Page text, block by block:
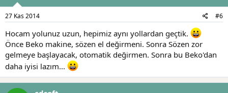
27 Kas 2014 #6
Hocam yolunuz uzun, hepimiz aynı yollardan geçtik.
Önce Beko makine, sözen el değirmeni. Sonra Sözen zor
gelmeye başlayacak, otomatik değirmen. Sonra bu Beko'dan
daha iyisi lazım...